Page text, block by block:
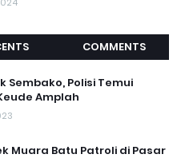
COMMENTS
Sembako, Polisi Temui
Amplah
Muara Batu Patroli di Pasar